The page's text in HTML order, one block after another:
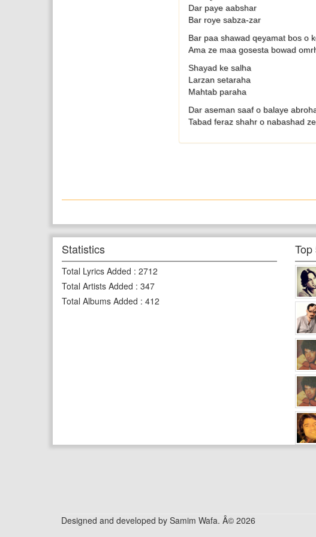
Dar paye aabshar
Bar roye sabza-zar
Bar paa shawad qeyamat bos o
Ama ze maa gosesta bowad
Shayad ke salha
Larzan setaraha
Mahtab paraha
Dar aseman saaf o balaye
Tabad feraz shahr o nabashad
Statistics
Total Lyrics Added : 2712
Total Artists Added : 347
Total Albums Added : 412
Designed and developed by Samim Wafa. Â© 2026